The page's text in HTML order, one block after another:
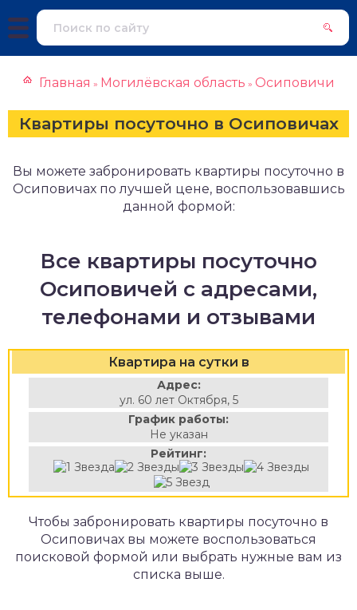
Главная » Могилёвская область » Осиповичи
Квартиры посуточно в Осиповичах
Вы можете забронировать квартиры посуточно в
Осиповичах по лучшей цене, воспользовавшись
данной формой:
Все квартиры посуточно
Осиповичей с адресами,
телефонами и отзывами
Квартира на сутки в
Адрес:
ул. 60 лет Октября, 5
График работы:
Не указан
Рейтинг:
Чтобы забронировать квартиры посуточно в
Осиповичах вы можете воспользоваться
поисковой формой или выбрать нужные вам из
списка выше.